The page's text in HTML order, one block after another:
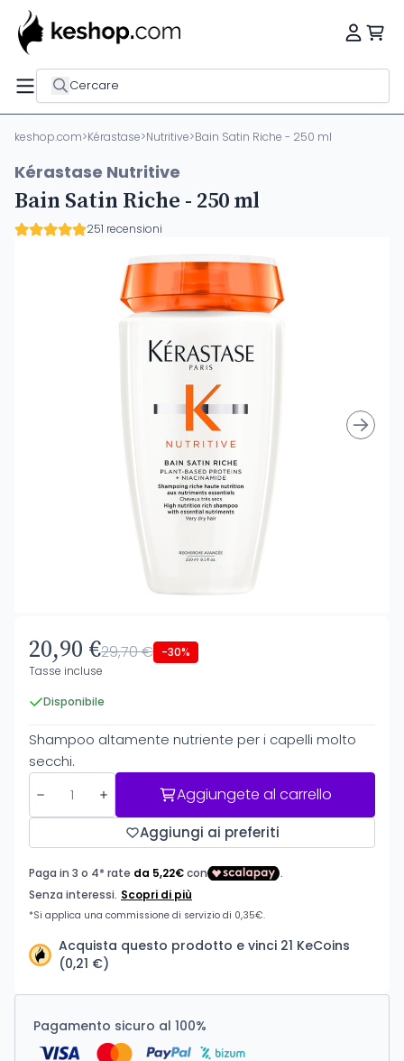
Cercare
keshop.com>Kérastase>Nutritive>Bain Satin Riche - 250 ml
Kérastase Nutritive
Bain Satin Riche - 250 ml
251 recensioni
20,90 €29,70 € -30%
Tasse incluse
Disponibile
Shampoo altamente nutriente per i capelli molto
secchi.
Aggiungete al carrello
Aggiungi ai preferiti
Acquista questo prodotto e vinci 21 KeCoins
(0,21 €)
Pagamento sicuro al 100%